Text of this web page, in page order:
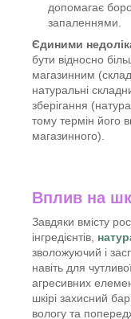
Вплив на
Завдяки вмісту
інгредієнтів,
зволожуючий і
навіть для
агресивних
шкірі захисний
вологу та
допомагає
запаленнями.
Єдиними
бути відносно
магазинним
натуральні
зберігання
тому термін його
магазинного).